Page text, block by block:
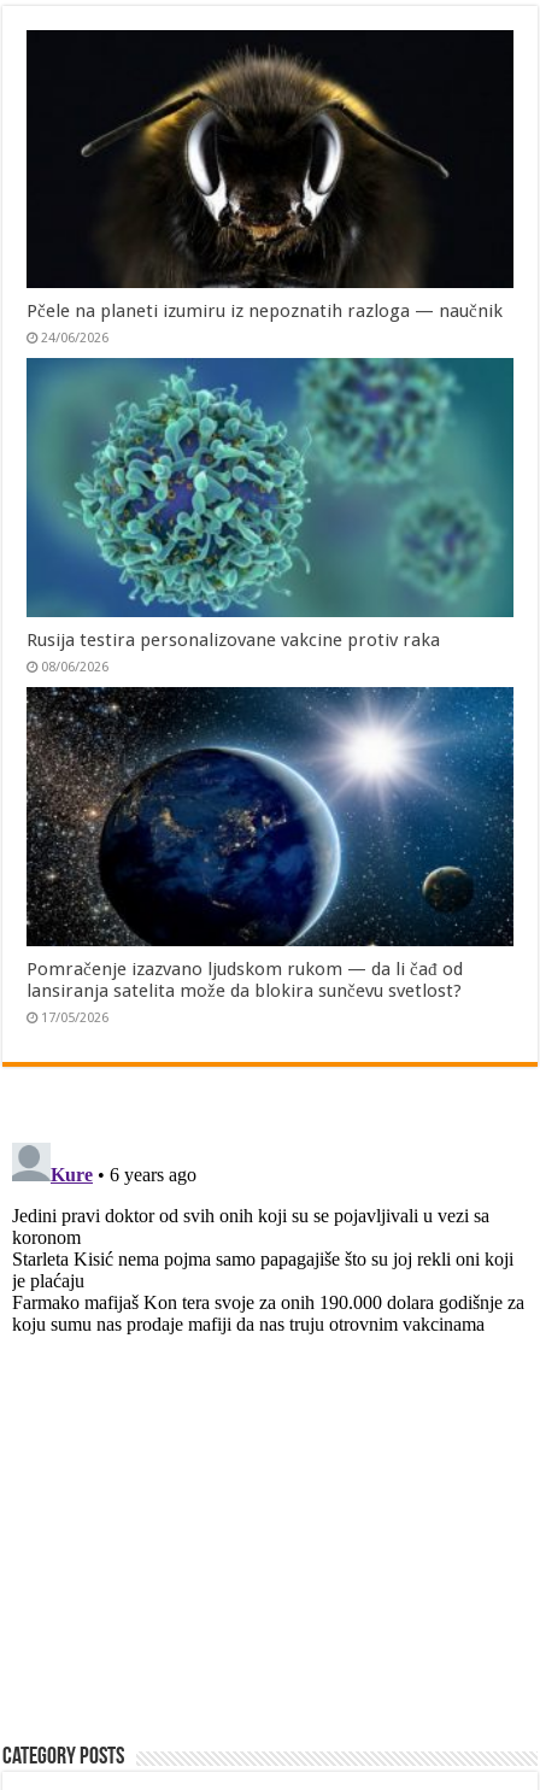
Pčele na planeti izumiru iz nepoznatih razloga — naučnik
24/06/2026
Rusija testira personalizovane vakcine protiv raka
08/06/2026
Pomračenje izazvano ljudskom rukom — da li čađ od
lansiranja satelita može da blokira sunčevu svetlost?
17/05/2026
Category Posts